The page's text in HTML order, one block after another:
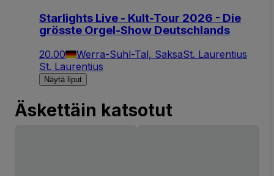
Starlights Live - Kult-Tour 2026 - Die
grösste Orgel-Show Deutschlands
20.00 Werra-Suhl-Tal, SaksaSt. Laurentius
St. Laurentius
Näytä liput
Äskettäin katsotut